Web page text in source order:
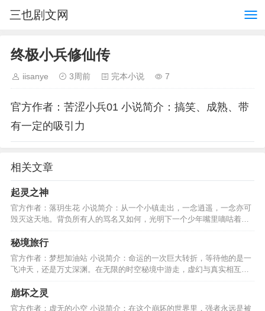
三也剧文网
终极小兵修仙传
iisanye 3周前 完本小说 7
官方作者：苦涩小兵01 小说简介：搞笑、成熟、带
有一定的吸引力
相关文章
起灵之神
官方作者：落玥生花 小说简介：从一个小镇走出，一念逍遥，一念亦可
毁灭这天地。背负所有人的骂名又如何，光明下一个少年嘴里嘀咕着，
能把我怎么样……………
秘境旅行
官方作者：梦想加油站 小说简介：命运的一次巨大转折，等待他的是一
飞冲天，还是万丈深渊。在无限的时空秘境中游走，虚幻与真实相互交
融展开一段新的旅程。…
崩坏之灵
官方作者：虚无的小空 小说简介：在这个崩坏的世界里，强者永远是被